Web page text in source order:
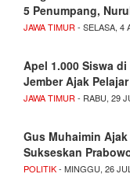
5 Penumpang,
JAWA TIMUR - SELASA, 4
Apel 1.000 Siswa
Jember Ajak
JAWA TIMUR - RABU, 29
Gus Muhaimin
Sukseskan
POLITIK- MINGGU, 26